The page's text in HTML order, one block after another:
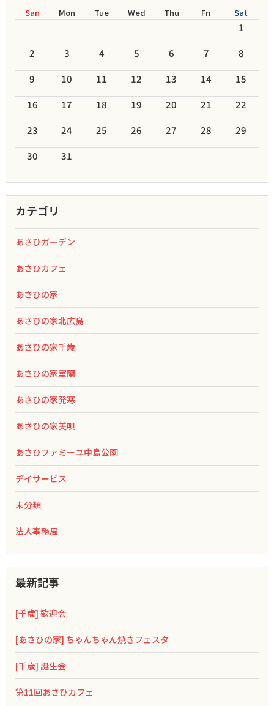
San Mon Tue Wed Thu Fri Sat
1
2
3 4 5 6 7
8
9
10 11 12 13 14
15
16
17 18 19 20 21
22
23
24 25 26 27 28
29
30
31
カテゴリ
あさひガーデン
あさひカフェ
あさひの家
あさひの家北広島
あさひの家千歳
あさひの家室蘭
あさひの家発寒
あさひの家美唄
あさひファミーユ中島公園
デイサービス
未分類
法人事務局
最新記事
[千歳] 歓迎会
[あさひの家] ちゃんちゃん焼きフェスタ
[千歳] 誕生会
第11回あさひカフェ